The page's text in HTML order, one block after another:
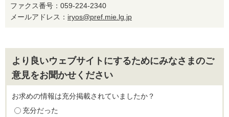
ファクス番号：059-224-2340
メールアドレス： iryos@pref.mie.lg.jp
より良いウェブサイトにするためにみなさまのご
意見をお聞かせください
お求めの情報は充分掲載されていましたか？
充分だった